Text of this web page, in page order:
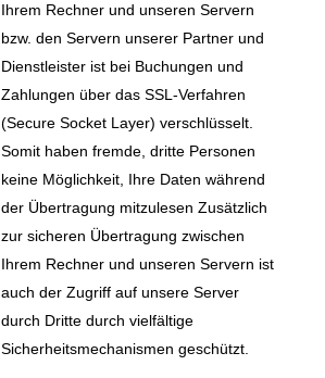
Ihrem Rechner und unseren Servern
bzw. den Servern unserer Partner und
Dienstleister ist bei Buchungen und
Zahlungen über das SSL-Verfahren
(Secure Socket Layer) verschlüsselt.
Somit haben fremde, dritte Personen
keine Möglichkeit, Ihre Daten während
der Übertragung mitzulesen Zusätzlich
zur sicheren Übertragung zwischen
Ihrem Rechner und unseren Servern ist
auch der Zugriff auf unsere Server
durch Dritte durch vielfältige
Sicherheitsmechanismen geschützt.